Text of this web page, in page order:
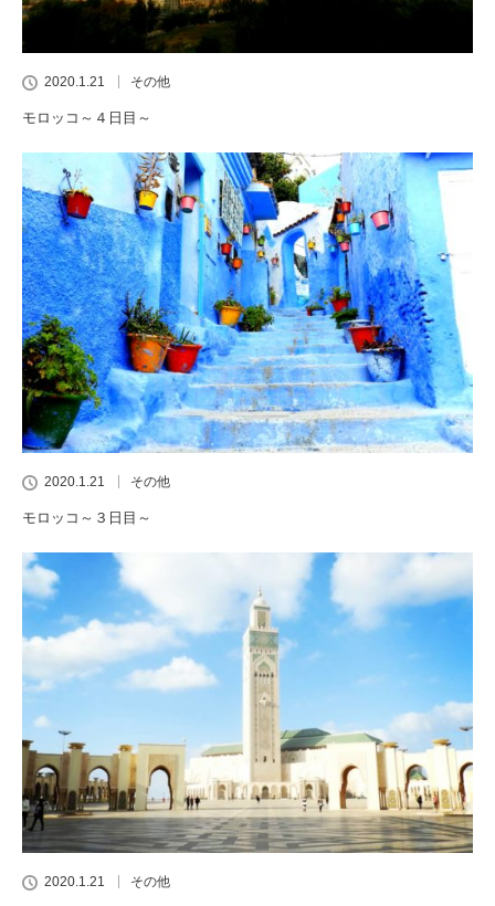
2020.1.21 その他
モロッコ～４日目～
2020.1.21 その他
モロッコ～３日目～
2020.1.21 その他